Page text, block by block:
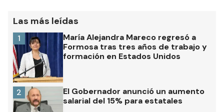
Las más leídas
María Alejandra Mareco regresó a
Formosa tras tres años de trabajo y
formación en Estados Unidos
1
El Gobernador anunció un aumento
salarial del 15% para estatales
2